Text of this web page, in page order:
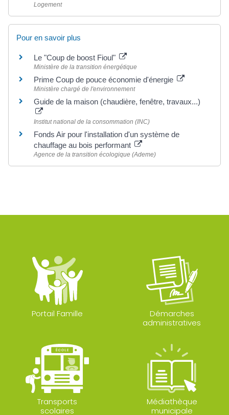
Logement
Pour en savoir plus
Le "Coup de boost Fioul"
Ministère de la transition énergétique
Prime Coup de pouce économie d'énergie
Ministère chargé de l'environnement
Guide de la maison (chaudière, fenêtre, travaux...)
Institut national de la consommation (INC)
Fonds Air pour l'installation d'un système de
chauffage au bois performant
Agence de la transition écologique (Ademe)
Portail Famille
Démarches
administratives
Transports
scolaires
Médiathèque
municipale